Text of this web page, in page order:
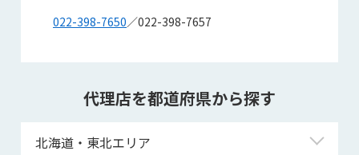
022-398-7650／022-398-7657
代理店を都道府県から探す
北海道・東北エリア